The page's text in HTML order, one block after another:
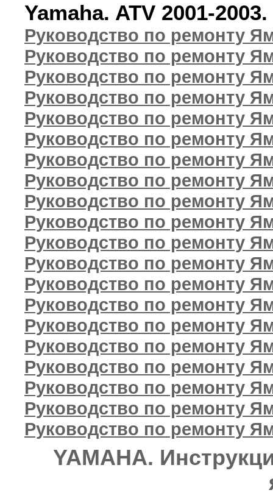
Yamaha. ATV 2001-
Руководство по ремонту
Руководство по ремонту
Руководство по ремонту
Руководство по ремонту
Руководство по ремонту
Руководство по ремонту
Руководство по ремонту
Руководство по ремонту
Руководство по ремонту
Руководство по ремонту
Руководство по ремонту
Руководство по ремонту
Руководство по ремонту
Руководство по ремонту
Руководство по ремонту
Руководство по ремонту
Руководство по ремонту
Руководство по ремонту
Руководство по ремонту
Руководство по ремонту
YAMAHA.